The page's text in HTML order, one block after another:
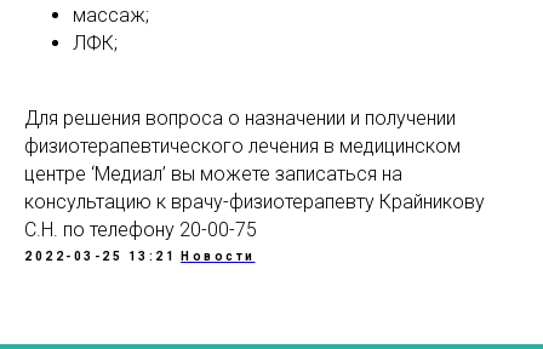
массаж;
ЛФК;
Для решения вопроса о назначении и получении
физиотерапевтического лечения в медицинском
центре ‘Медиал’ вы можете записаться на
консультацию к врачу-физиотерапевту Крайникову
С.Н. по телефону 20-00-75
2022-03-25 13:21 Новости